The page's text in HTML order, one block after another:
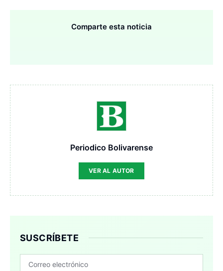
Comparte esta noticia
Periodico Bolivarense
VER AL AUTOR
SUSCRÍBETE